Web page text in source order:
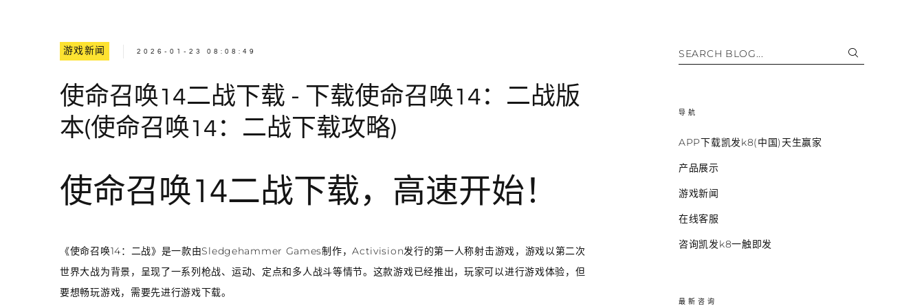
游戏新闻 2026-01-23 08:08:49
使命召唤14二战下载 - 下载使命召唤14：二战版
本(使命召唤14：二战下载攻略)
使命召唤14二战下载，高速开始！
《使命召唤14：二战》是一款由Sledgehammer Games制作，Activision发行的第一人称射击游戏，游戏以第二次
世界大战为背景，呈现了一系列枪战、运动、定点和多人战斗等情节。这款游戏已经推出，玩家可以进行游戏体验，但
要想畅玩游戏，需要先进行游戏下载。
SEARCH BLOG...
导航
APP下载凯发k8(中国)天生赢家
产品展示
游戏新闻
在线客服
咨询凯发k8一触即发
最新咨询